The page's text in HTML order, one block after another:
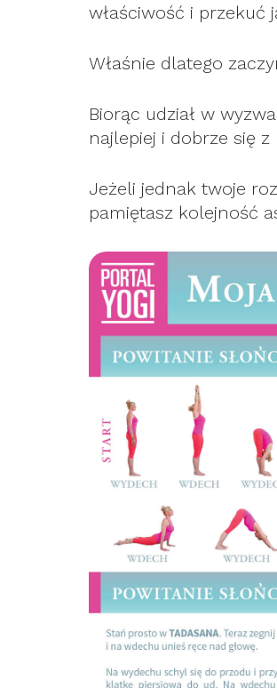
właściwość i przekuć
Właśnie dlatego
Biorąc udział w
najlepiej i dobrze się z
Jeżeli jednak twoje
pamiętasz kolejność